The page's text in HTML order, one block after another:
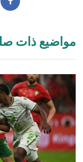
مواضيع ذات